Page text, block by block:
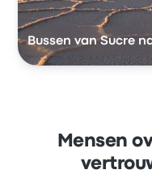
Bussen van Sucre
Mensen